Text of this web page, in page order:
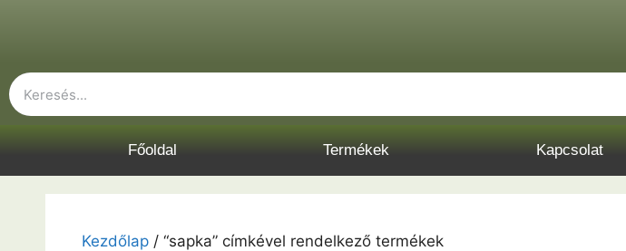
Főoldal Termékek Kapcsolat
Kezdőlap/ “sapka” címkével rendelkező termékek